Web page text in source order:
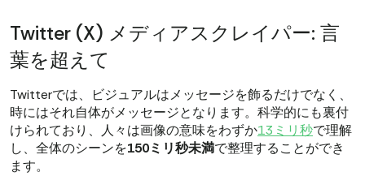
Twitter (X) メディアスクレイパー: 言
葉を超えて
Twitterでは、ビジュアルはメッセージを飾るだけでなく、
時にはそれ自体がメッセージとなります。科学的にも裏付
けられており、人々は画像の意味をわずか13ミリ秒で理解
し、全体のシーンを150ミリ秒未満で整理することができ
ます。